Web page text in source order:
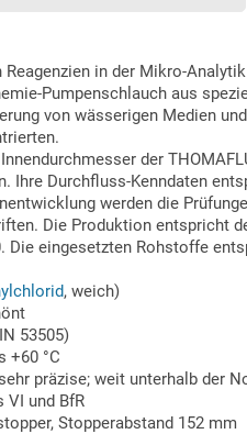
Reagenzien in der Mikro-
Pumpenschlauch aus
von wässerigen Medien
der
Ihre Durchfluss-Kenndaten
werden die
Die Produktion entspricht
eingesetzten Rohstoffe
, weich)
53505)
+60 °C
präzise; weit unterhalb der
VI und BfR
Stopperabstand 152 mm